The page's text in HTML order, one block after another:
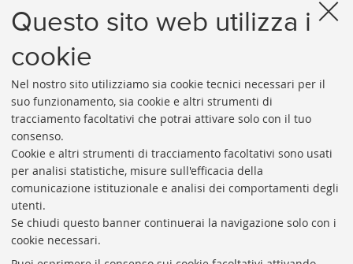
Questo sito web utilizza i
cookie
Nel nostro sito utilizziamo sia cookie tecnici necessari per il
suo funzionamento, sia cookie e altri strumenti di
tracciamento facoltativi che potrai attivare solo con il tuo
consenso.
Cookie e altri strumenti di tracciamento facoltativi sono usati
per analisi statistiche, misure sull'efficacia della
comunicazione istituzionale e analisi dei comportamenti degli
utenti.
Se chiudi questo banner continuerai la navigazione solo con i
cookie necessari.
E-MAIL
arpac.formazione@unibo.it
Rubrica di Ateneo
Rss
Statistiche